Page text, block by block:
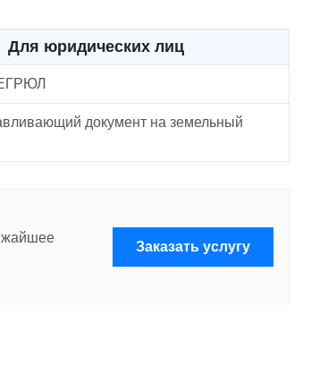
Для юридических лиц
документ на земельный
Заказать услугу